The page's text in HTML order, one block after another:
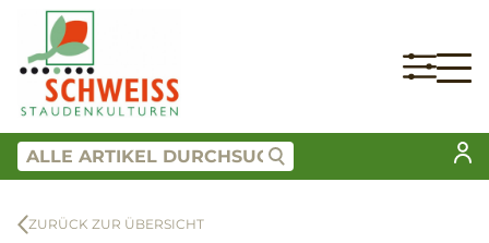
ZURÜCK ZUR ÜBERSICHT